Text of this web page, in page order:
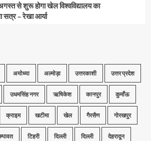
से शुरू होगा खेल विश्वविद्यालय का
सत्र – रेखा आर्या
अयोध्या अल्मोड़ा उत्तरकाशी उत्तर प्रदेश
उधमसिंह नगर ऋषिकेश कानपुर कुमाँऊ
क्राइम खटीमा खेल गैरसैण गोरखपुर
टिहरी दिल्ली दिल्ली देहरादून